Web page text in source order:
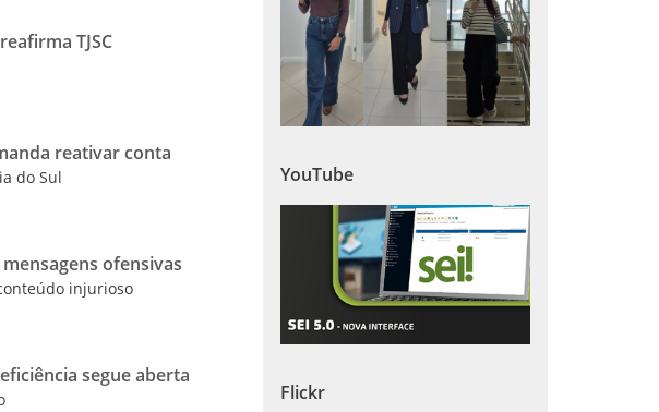
TJSC
reativar conta
do Sul
ofensivas
injurioso
segue aberta
YouTube
Flickr